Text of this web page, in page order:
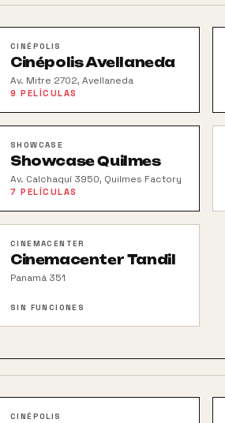
CINÉPOLIS
Cinépolis Avellaneda
Av. Mitre 2702, Avellaneda
9 PELÍCULAS
SHOWCASE
Showcase Quilmes
Av. Calchaquí 3950, Quilmes Factory
7 PELÍCULAS
CINEMACENTER
Cinemacenter Tandil
Panamá 351
SIN FUNCIONES
CINÉPOLIS